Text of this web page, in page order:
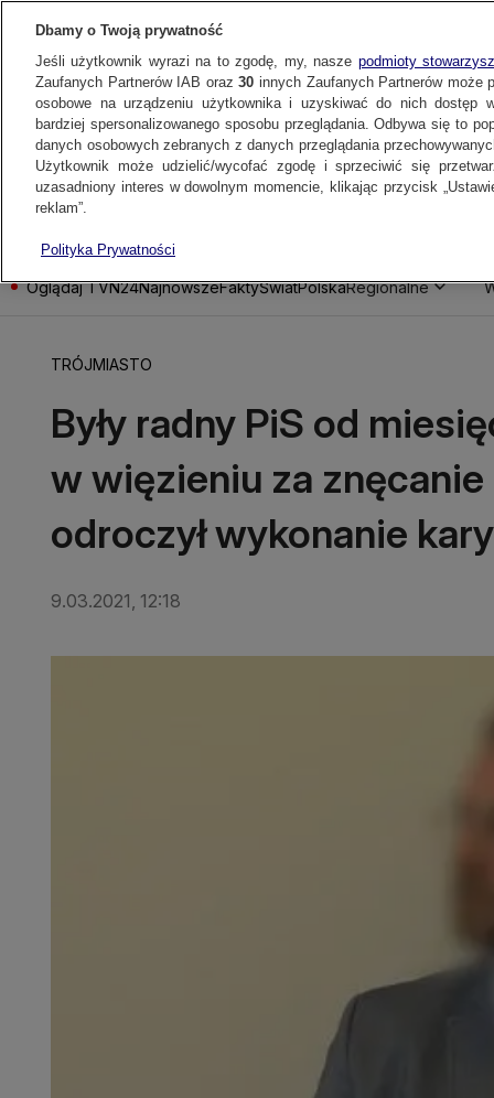
Oglądaj TVN24NajnowszeFaktyŚwiatPolskaRegionalne
TRÓJMIASTO
Były radny PiS od
w więzieniu za
odroczył wykonanie
9.03.2021, 12:18
Dbamy o Twoją prywatność
Jeśli użytkownik wyrazi na to zgodę, my, nasze podmioty
Zaufanych Partnerów IAB oraz30 innych Zaufanych Partnerów może
osobowe na urządzeniu użytkownika i uzyskiwać do nich dostęp
bardziej spersonalizowanego sposobu przeglądania. Odbywa się to
danych osobowych zebranych z danych przeglądania
Użytkownik może udzielić/wycofać zgodę i sprzeciwić się
uzasadniony interes w dowolnym momencie, klikając przycisk
reklam”.
Polityka Prywatności